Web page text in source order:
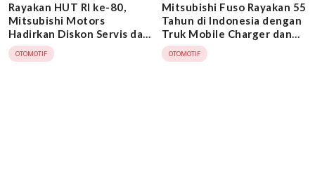
Rayakan HUT RI ke-80,
Mitsubishi Motors
Hadirkan Diskon Servis dan
Perbaikan Kendaraan
OTOMOTIF
Mitsubishi Fuso Rayakan 55
Tahun di Indonesia dengan
Truk Mobile Charger dan
Fighter-X Tractor Head di
GIIAS 2025
OTOMOTIF